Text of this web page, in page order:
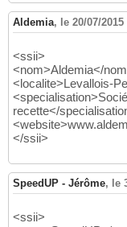
Aldemia, le 20/07/
<ssii>
<nom>Aldemia</
<localite>Levallois-
recette</
</ssii>
SpeedUP - Jérôme, le
<ssii>